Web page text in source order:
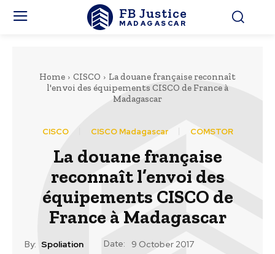
FB Justice
MADAGASCAR
Home CISCO
La douane française reconnaît
l'envoi des équipements CISCO de France à
Madagascar
CISCO CISCO Madagascar COMSTOR
La douane française
reconnaît l’envoi des
équipements CISCO de
France à Madagascar
By: Spoliation Date: 9 October 2017